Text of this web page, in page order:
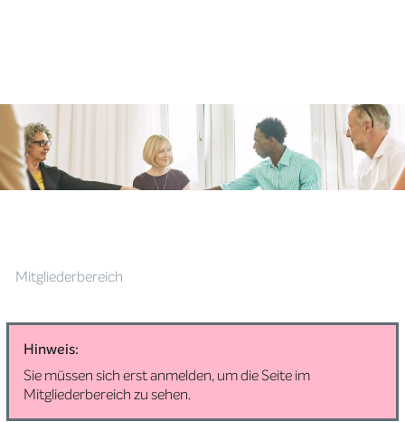
Mitgliederbereich
Hinweis:
Sie müssen sich erst anmelden, um die Seite im
Mitgliederbereich zu sehen.